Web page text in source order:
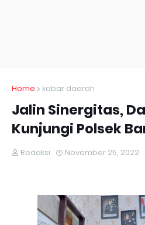
Home kabar daerah
Jalin Sinergitas,
Kunjungi Polsek
Redaksi November 25, 2022